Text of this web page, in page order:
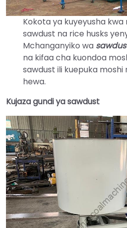
Kokota ya kuyeyusha
sawdust na rice husks
Mchanganyiko wa
na kifaa cha kuondoa
sawdust ili kuepuka moshi
hewa.
Kujaza gundi ya sawdust